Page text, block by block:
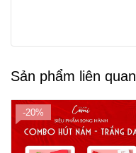
Sản phẩm liên quan
-20%